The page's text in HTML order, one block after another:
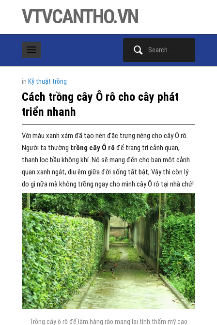
VTVCANTHO.VN
in Kỹ thuật trồng
Cách trồng cây Ô rô cho cây phát
triển nhanh
Với màu xanh xám đã tạo nên đặc trưng riêng cho cây Ô rô.
Người ta thường trồng cây Ô rô để trang trí cảnh quan,
thanh lọc bầu không khí. Nó sẽ mang đến cho bạn một cảnh
quan xanh ngát, dịu êm giữa đời sống tất bật, Vậy thì còn lý
do gì nữa mà không trồng ngay cho mình cây Ô rô tại nhà chứ!
Trồng cây ô rô để làm hàng rào mang lại tính thẩm mỹ cao